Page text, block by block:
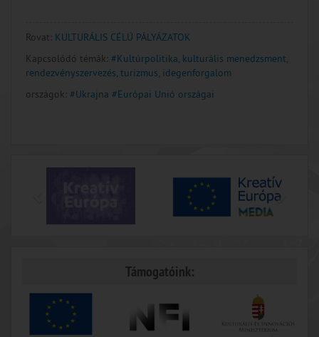
Rovat: KULTURÁLIS CÉLÚ PÁLYÁZATOK
Kapcsolódó témák: #Kultúrpolitika, kulturális menedzsment,
rendezvényszervezés, turizmus, idegenforgalom
országok: #Ukrajna #Európai Unió országai
Támogatóink: